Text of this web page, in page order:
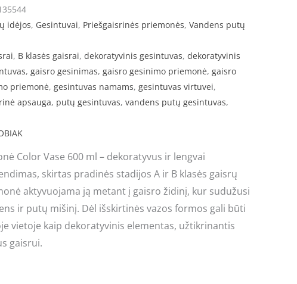
idėjos, Gesintuvai, Priešgaisrinės priemonės, Vandens putų
, B klasės gaisrai, dekoratyvinis gesintuvas, dekoratyvinis
, gaisro gesinimas, gaisro gesinimo priemonė, gaisro
priemonė, gesintuvas namams, gesintuvas virtuvei,
apsauga, putų gesintuvas, vandens putų gesintuvas,
Color Vase 600 ml – dekoratyvus ir lengvai
skirtas pradinės stadijos A ir B klasės gaisrų
aktyvuojama ją metant į gaisro židinį, kur sudužusi
ir putų mišinį. Dėl išskirtinės vazos formos gali būti
vietoje kaip dekoratyvinis elementas, užtikrinantis
gaisrui.